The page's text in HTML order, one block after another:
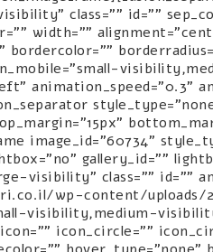
class="" id=""
width=""
image_id="60734"
gallery_id=""
visibility" class="" id=""
wp-content/uploads/
visibility,medium-
icon_circle=""